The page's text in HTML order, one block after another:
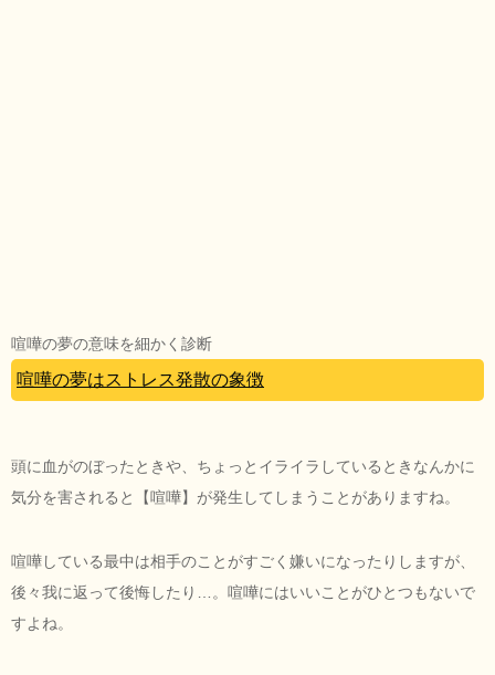
喧嘩の夢の意味を細かく診断
喧嘩の夢はストレス発散の象徴
頭に血がのぼったときや、ちょっとイライラしているときなんかに
気分を害されると【喧嘩】が発生してしまうことがありますね。
喧嘩している最中は相手のことがすごく嫌いになったりしますが、
後々我に返って後悔したり…。喧嘩にはいいことがひとつもないで
すよね。